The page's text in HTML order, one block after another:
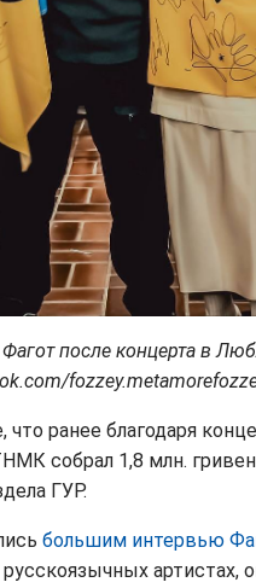
после концерта в
ранее благодаря
собрал 1,8 млн.
ГУР.
большим интервью
русскоязычных артистах,